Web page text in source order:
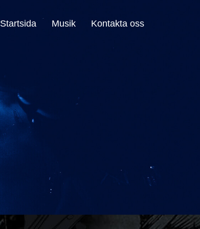
Startsida Musik Kontakta oss